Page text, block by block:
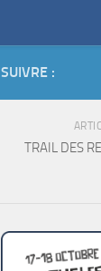
SUIVRE :
TRAIL DES